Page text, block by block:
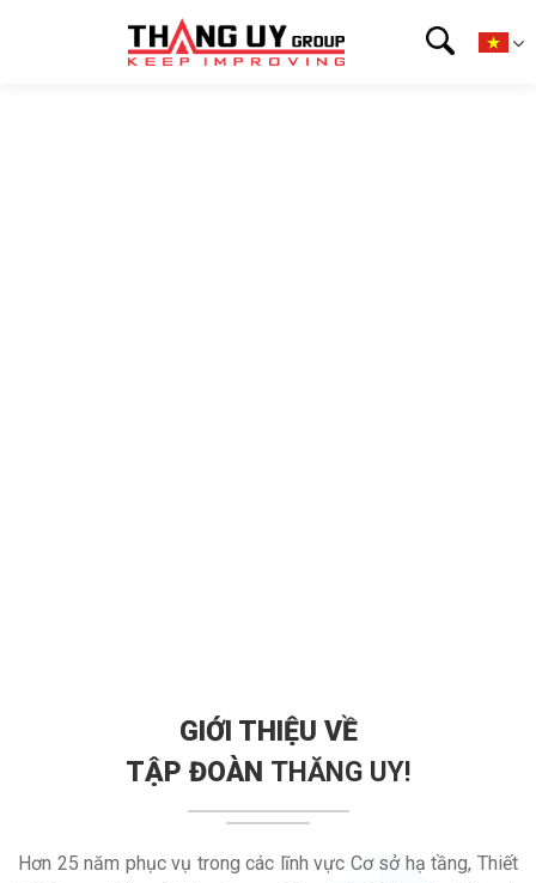
GIỚI THIỆU VỀ
TẬP ĐOÀN THĂNG UY!
Hơn 25 năm phục vụ trong các lĩnh vực Cơ sở hạ tầng, Thiết